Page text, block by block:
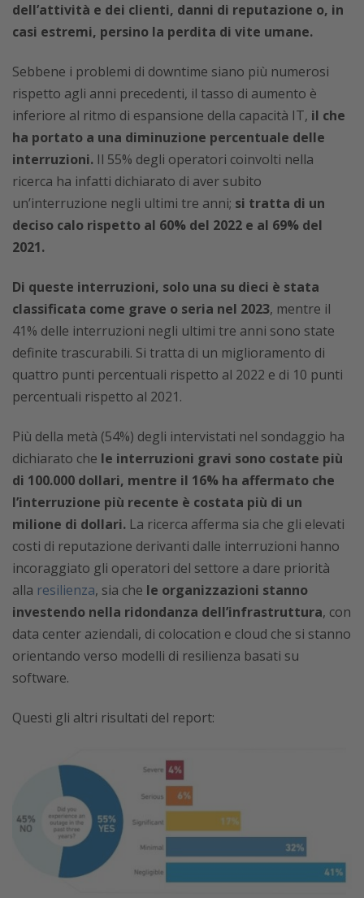
dell’attività e dei clienti, danni di reputazione o, in
casi estremi, persino la perdita di vite umane.
Sebbene i problemi di downtime siano più numerosi
rispetto agli anni precedenti, il tasso di aumento è
inferiore al ritmo di espansione della capacità IT, il che
ha portato a una diminuzione percentuale delle
interruzioni. Il 55% degli operatori coinvolti nella
ricerca ha infatti dichiarato di aver subito
un’interruzione negli ultimi tre anni; si tratta di un
deciso calo rispetto al 60% del 2022 e al 69% del
2021.
Di queste interruzioni, solo una su dieci è stata
classificata come grave o seria nel 2023, mentre il
41% delle interruzioni negli ultimi tre anni sono state
definite trascurabili. Si tratta di un miglioramento di
quattro punti percentuali rispetto al 2022 e di 10 punti
percentuali rispetto al 2021.
Più della metà (54%) degli intervistati nel sondaggio ha
dichiarato che le interruzioni gravi sono costate più
di 100.000 dollari, mentre il 16% ha affermato che
l’interruzione più recente è costata più di un
milione di dollari. La ricerca afferma sia che gli elevati
costi di reputazione derivanti dalle interruzioni hanno
incoraggiato gli operatori del settore a dare priorità
alla resilienza, sia che le organizzazioni stanno
investendo nella ridondanza dell’infrastruttura, con
data center aziendali, di colocation e cloud che si stanno
orientando verso modelli di resilienza basati su
software.
Questi gli altri risultati del report: